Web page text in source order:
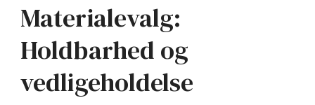
Materialevalg:
Holdbarhed og
vedligeholdelse